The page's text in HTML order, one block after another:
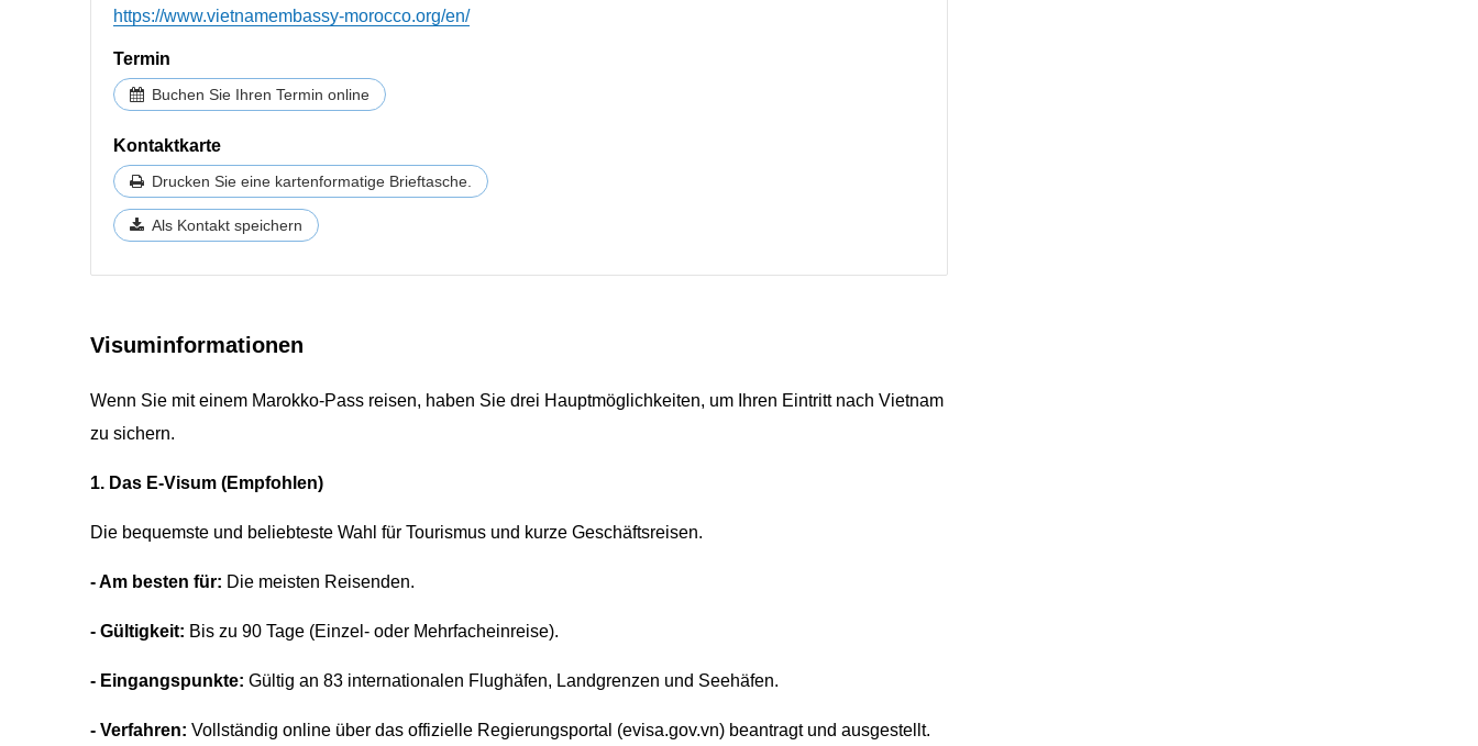
https://www.vietnamembassy-morocco.org/en/
Termin
Buchen Sie Ihren Termin online
Kontaktkarte
Drucken Sie eine kartenformatige Brieftasche.
Als Kontakt speichern
Visuminformationen
Wenn Sie mit einem Marokko-Pass reisen, haben Sie drei Hauptmöglichkeiten, um Ihren Eintritt nach Vietnam
zu sichern.
1. Das E-Visum (Empfohlen)
Die bequemste und beliebteste Wahl für Tourismus und kurze Geschäftsreisen.
- Am besten für: Die meisten Reisenden.
- Gültigkeit: Bis zu 90 Tage (Einzel- oder Mehrfacheinreise).
- Eingangspunkte: Gültig an 83 internationalen Flughäfen, Landgrenzen und Seehäfen.
- Verfahren: Vollständig online über das offizielle Regierungsportal (evisa.gov.vn) beantragt und ausgestellt.